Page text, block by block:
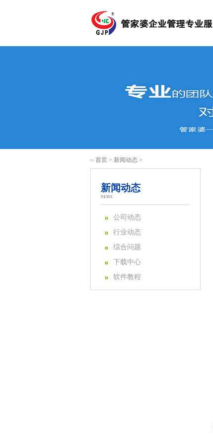
首页 > 新闻动态 >
新闻动态
NEWS
公司动态
行业动态
综合问题
下载中心
软件教程